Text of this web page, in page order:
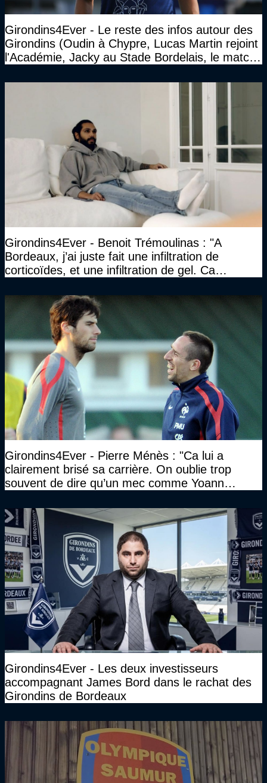
Girondins4Ever - Le reste des infos autour des
Girondins (Oudin à Chypre, Lucas Martin rejoint
l'Académie, Jacky au Stade Bordelais, le match
Girondins4Ever - Benoit Trémoulinas : "A
Bordeaux, j’ai juste fait une infiltration de
corticoïdes, et une infiltration de gel. Ca
Girondins4Ever - Pierre Ménès : "Ca lui a
clairement brisé sa carrière. On oublie trop
souvent de dire qu’un mec comme Yoann
Girondins4Ever - Les deux investisseurs
accompagnant James Bord dans le rachat des
Girondins de Bordeaux